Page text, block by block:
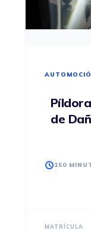
de
150
MATRÍCULA